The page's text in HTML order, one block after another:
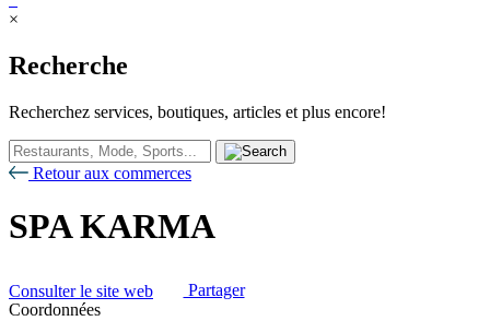
×
Recherche
Recherchez services, boutiques, articles et plus encore!
Retour aux commerces
SPA KARMA
Consulter le site web
Partager
Coordonnées